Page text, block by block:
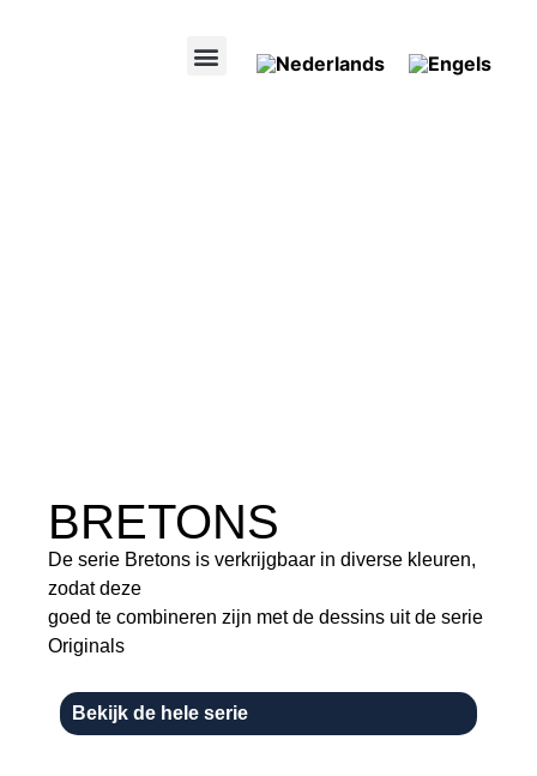
BRETONS
De serie Bretons is verkrijgbaar in diverse kleuren,
zodat deze
goed te combineren zijn met de dessins uit de serie
Originals
Bekijk de hele serie